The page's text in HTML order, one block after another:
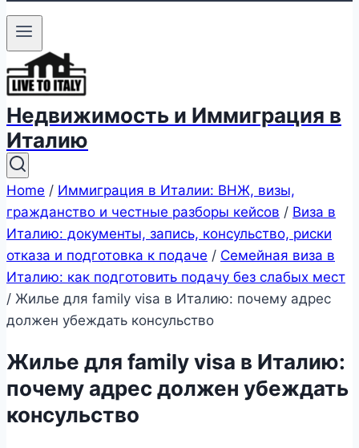
Недвижимость и Иммиграция в
Италию
Home / Иммиграция в Италии: ВНЖ, визы,
гражданство и честные разборы кейсов / Виза в
Италию: документы, запись, консульство, риски
отказа и подготовка к подаче / Семейная виза в
Италию: как подготовить подачу без слабых мест
/ Жилье для family visa в Италию: почему адрес
должен убеждать консульство
Жилье для family visa в Италию:
почему адрес должен убеждать
консульство